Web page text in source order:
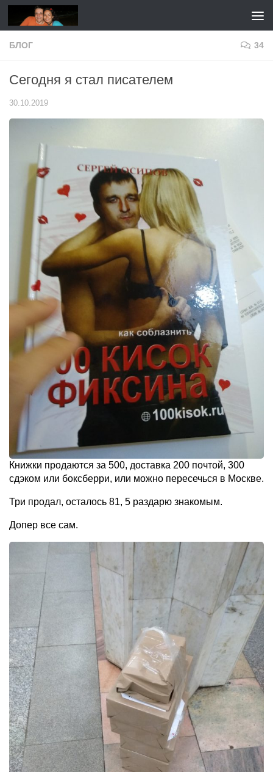
Перейти к содержимому
БЛОГ 34
Сегодня я стал писателем
30.10.2019
Книжки продаются за 500, доставка 200 почтой, 300
сдэком или боксберри, или можно пересечься в Москве.
Три продал, осталось 81, 5 раздарю знакомым.
Допер все сам.